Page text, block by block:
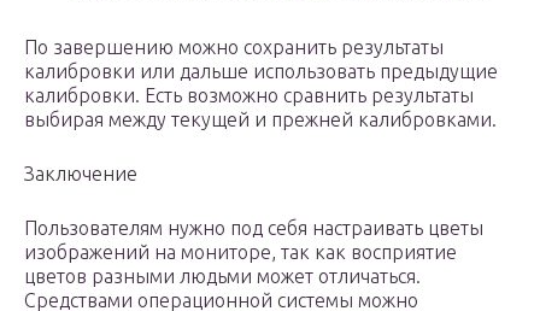
По завершению можно сохранить результаты
калибровки или дальше использовать предыдущие
калибровки. Есть возможно сравнить результаты
выбирая между текущей и прежней калибровками.
Заключение
Пользователям нужно под себя настраивать цветы
изображений на мониторе, так как восприятие
цветов разными людьми может отличаться.
Средствами операционной системы можно